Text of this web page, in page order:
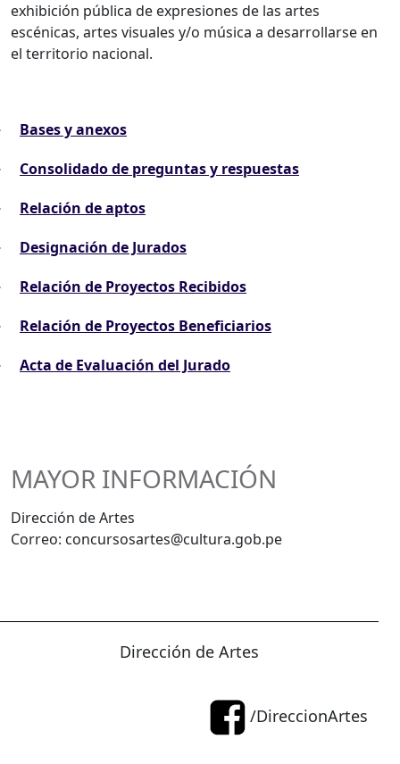
exhibición pública de expresiones de las artes
escénicas, artes visuales y/o música a desarrollarse en
el territorio nacional.
Bases y anexos
Consolidado de preguntas y respuestas
Relación de aptos
Designación de Jurados
Relación de Proyectos Recibidos
Relación de Proyectos Beneficiarios
Acta de Evaluación del Jurado
MAYOR INFORMACIÓN
Dirección de Artes
Correo: concursosartes@cultura.gob.pe
Dirección de Artes
/DireccionArtes